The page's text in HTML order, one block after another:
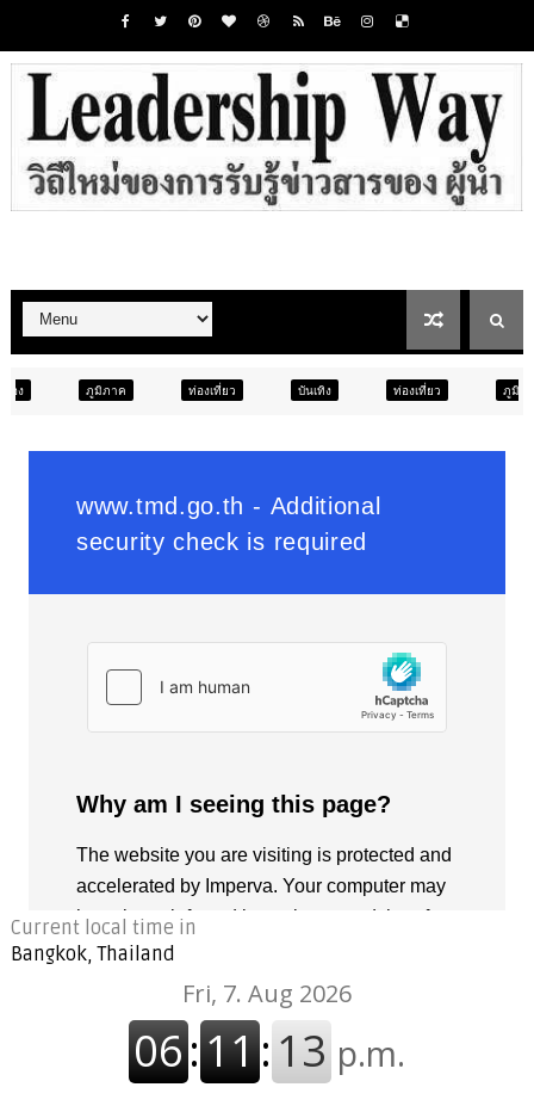
ท่องเที่ยว บันเทิง ท่องเที่ยว ภูมิภาค
Current local time in
Bangkok, Thailand